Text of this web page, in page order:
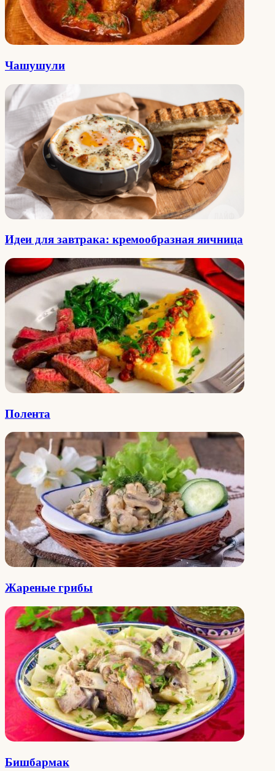
Чашушули
Идеи для завтрака: кремообразная яичница
Полента
Жареные грибы
Бишбармак